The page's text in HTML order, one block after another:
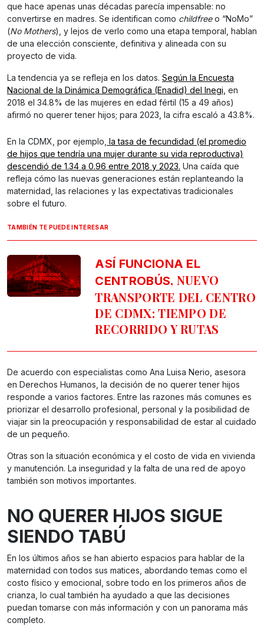
que hace apenas unas décadas parecía impensable: no
convertirse en madres. Se identifican como childfreeo “NoMo”
(No Mothers), y lejos de verlo como una etapa temporal, hablan
de una elección consciente, definitiva y alineada con su
proyecto de vida.
La tendencia ya se refleja en los datos. Según la Encuesta
Nacional de la Dinámica Demográfica (Enadid) del Inegi, en
2018 el 34.8% de las mujeres en edad fértil (15 a 49 años)
afirmó no querer tener hijos; para 2023, la cifra escaló a 43.8%.
En la CDMX, por ejemplo, la tasa de fecundidad (el promedio
de hijos que tendría una mujer durante su vida reproductiva)
descendió de 1.34 a 0.96 entre 2018 y 2023. Una caída que
refleja cómo las nuevas generaciones están replanteando la
maternidad, las relaciones y las expectativas tradicionales
sobre el futuro.
TAMBIÉN TE PUEDE INTERESAR
ASÍ FUNCIONA EL
CENTROBÚS, NUEVO
TRANSPORTE DEL CENTRO
DE CDMX: TIEMPO DE
RECORRIDO Y RUTAS
De acuerdo con especialistas como Ana Luisa Nerio, asesora
en Derechos Humanos, la decisión de no querer tener hijos
responde a varios factores. Entre las razones más comunes es
priorizar el desarrollo profesional, personal y la posibilidad de
viajar sin la preocupación y responsabilidad de estar al cuidado
de un pequeño.
Otras son la situación económica y el costo de vida en vivienda
y manutención. La inseguridad y la falta de una red de apoyo
también son motivos importantes.
NO QUERER HIJOS SIGUE
SIENDO TABÚ
En los últimos años se han abierto espacios para hablar de la
maternidad con todos sus matices, abordando temas como el
costo físico y emocional, sobre todo en los primeros años de
crianza, lo cual también ha ayudado a que las decisiones
puedan tomarse con más información y con un panorama más
completo.